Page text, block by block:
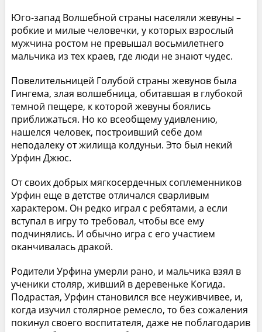
Юго-запад Волшебной страны населяли жевуны –
робкие и милые человечки, у которых взрослый
мужчина ростом не превышал восьмилетнего
мальчика из тех краев, где люди не знают чудес.
Повелительницей Голубой страны жевунов была
Гингема, злая волшебница, обитавшая в глубокой
темной пещере, к которой жевуны боялись
приближаться. Но ко всеобщему удивлению,
нашелся человек, построивший себе дом
неподалеку от жилища колдуньи. Это был некий
Урфин Джюс.
От своих добрых мягкосердечных соплеменников
Урфин еще в детстве отличался сварливым
характером. Он редко играл с ребятами, а если
вступал в игру то требовал, чтобы все ему
подчинялись. И обычно игра с его участием
оканчивалась дракой.
Родители Урфина умерли рано, и мальчика взял в
ученики столяр, живший в деревеньке Когида.
Подрастая, Урфин становился все неуживчивее, и,
когда изучил столярное ремесло, то без сожаления
покинул своего воспитателя, даже не поблагодарив